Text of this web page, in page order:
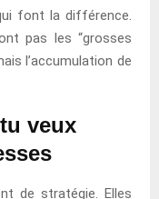
font la différence.
pas les “grosses
l’accumulation de
veux
de stratégie. Elles